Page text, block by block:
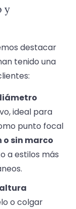
y
destacar
tenido una
ideal para
punto focal
o sin marco
a estilos más
altura
o colgar